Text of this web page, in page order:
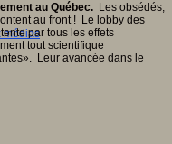
médias
au Québec. Les obsédés,
au front ! Le lobby des
par tous les effets
tout scientifique
Leur avancée dans le